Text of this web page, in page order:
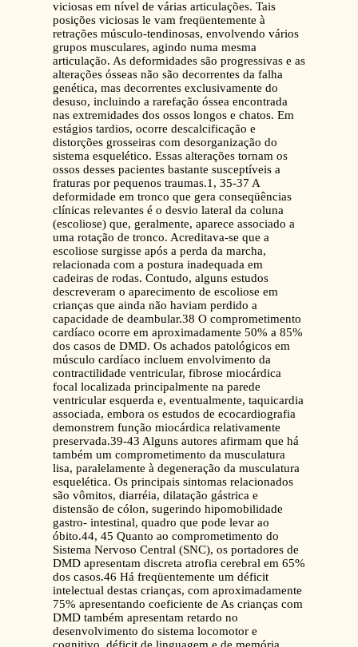
viciosas em nível de várias articulações. Tais
posições viciosas le vam freqüentemente à
retrações músculo-tendinosas, envolvendo vários
grupos musculares, agindo numa mesma
articulação. As deformidades são progressivas e as
alterações ósseas não são decorrentes da falha
genética, mas decorrentes exclusivamente do
desuso, incluindo a rarefação óssea encontrada
nas extremidades dos ossos longos e chatos. Em
estágios tardios, ocorre descalcificação e
distorções grosseiras com desorganização do
sistema esquelético. Essas alterações tornam os
ossos desses pacientes bastante susceptíveis a
fraturas por pequenos traumas.1, 35-37 A
deformidade em tronco que gera conseqüências
clínicas relevantes é o desvio lateral da coluna
(escoliose) que, geralmente, aparece associado a
uma rotação de tronco. Acreditava-se que a
escoliose surgisse após a perda da marcha,
relacionada com a postura inadequada em
cadeiras de rodas. Contudo, alguns estudos
descreveram o aparecimento de escoliose em
crianças que ainda não haviam perdido a
capacidade de deambular.38 O comprometimento
cardíaco ocorre em aproximadamente 50% a 85%
dos casos de DMD. Os achados patológicos em
músculo cardíaco incluem envolvimento da
contractilidade ventricular, fibrose miocárdica
focal localizada principalmente na parede
ventricular esquerda e, eventualmente, taquicardia
associada, embora os estudos de ecocardiografia
demonstrem função miocárdica relativamente
preservada.39-43 Alguns autores afirmam que há
também um comprometimento da musculatura
lisa, paralelamente à degeneração da musculatura
esquelética. Os principais sintomas relacionados
são vômitos, diarréia, dilatação gástrica e
distensão de cólon, sugerindo hipomobilidade
gastro- intestinal, quadro que pode levar ao
óbito.44, 45 Quanto ao comprometimento do
Sistema Nervoso Central (SNC), os portadores de
DMD apresentam discreta atrofia cerebral em 65%
dos casos.46 Há freqüentemente um déficit
intelectual destas crianças, com aproximadamente
75% apresentando coeficiente de As crianças com
DMD também apresentam retardo no
desenvolvimento do sistema locomotor e